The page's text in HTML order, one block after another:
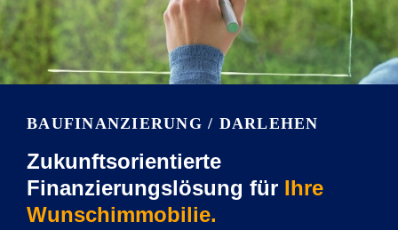
BAUFINANZIE­RUNG / DARLEHEN
Zukunftsorientierte
Finanzierungslösung für Ihre
Wunschimmobilie.